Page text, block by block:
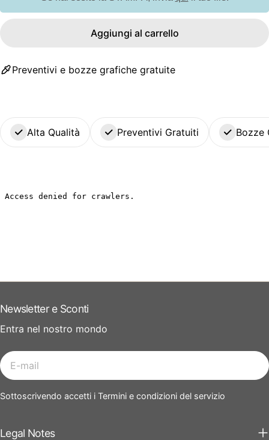
Aggiungi al carrello
Preventivi e bozze grafiche gratuite
Alta Qualità Preventivi Gratuiti Bozze
Legal Notes
Newsletter e Sconti
Entra nel nostro mondo
E-
mail
Sottoscrivendo accetti i Termini e condizioni del servizio